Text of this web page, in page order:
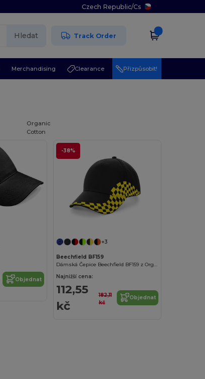
Czech Republic/Cs
Hledat Track Order
Merchandising Clearance Přizpůsobit!
Objednat
-38%
Organic
Cotton
+3
Beechfield BF159
Dámská Čepice Beechfield BF159 z Organické Bavlny
Najnižší cena:
112,55
kč
182,11
kč
Objednat